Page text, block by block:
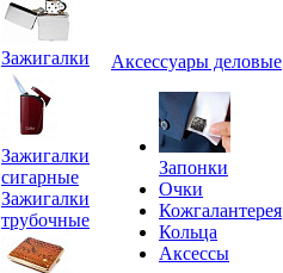
Зажигалки
Зажигалки
сигарные
Зажигалки
трубочные
Аксессуары деловые
Запонки
Очки
Кожгалантерея
Кольца
Аксессы